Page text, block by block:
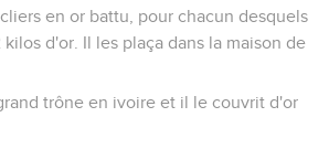
en or battu, pour chacun desquels
d'or. Il les plaça dans la maison de
trône en ivoire et il le couvrit d'or